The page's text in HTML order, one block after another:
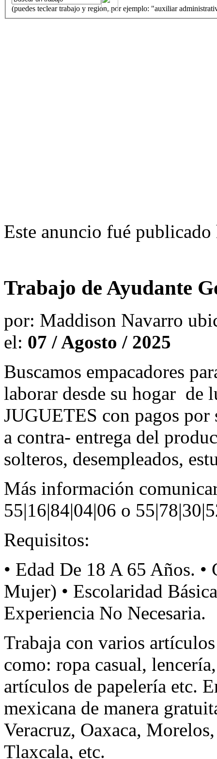
(puedes teclear trabajo y region, por ejemplo: "auxiliar
Este anuncio fué publicado
Trabajo de Ayudante
por: Maddison Navarro
el: 07 / Agosto / 2025
Buscamos empacadores
laborar desde su hogar de
JUGUETES con pagos por
a contra- entrega del
solteros, desempleados,
Más información
55|16|84|04|06 o
Requisitos:
• Edad De 18 A 65 Años.
Mujer) • Escolaridad
Experiencia No Necesaria.
Trabaja con varios
como: ropa casual,
artículos de papelería etc.
mexicana de manera
Veracruz, Oaxaca,
Tlaxcala, etc.